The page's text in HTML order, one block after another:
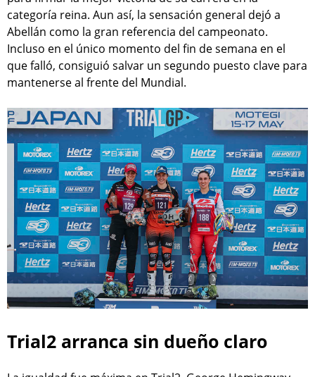
categoría reina. Aun así, la sensación general dejó a
Abellán como la gran referencia del campeonato.
Incluso en el único momento del fin de semana en el
que falló, consiguió salvar un segundo puesto clave para
mantenerse al frente del Mundial.
Trial2 arranca sin dueño claro